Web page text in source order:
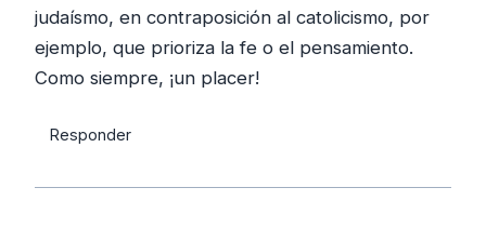
judaísmo, en contraposición al catolicismo, por
ejemplo, que prioriza la fe o el pensamiento.
Como siempre, ¡un placer!
Responder